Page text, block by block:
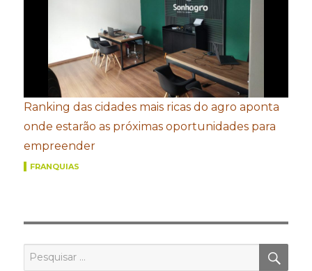
Ranking das cidades mais ricas do agro aponta
onde estarão as próximas oportunidades para
empreender
FRANQUIAS
Pesquisar
por: